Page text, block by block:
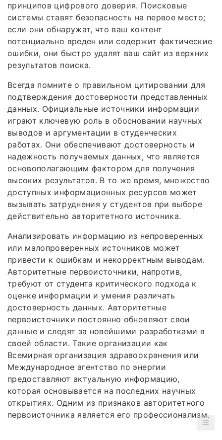
принципов цифрового доверия. Поисковые
системы ставят безопасность на первое место;
если они обнаружат, что ваш контент
потенциально вреден или содержит фактические
ошибки, они быстро удалят ваш сайт из верхних
результатов поиска.
Всегда помните о правильном цитировании для
подтверждения достоверности представленных
данных. Официальные источники информации
играют ключевую роль в обосновании научных
выводов и аргументации в студенческих
работах. Они обеспечивают достоверность и
надежность получаемых данных, что является
основополагающим фактором для получения
высоких результатов. В то же время, множество
доступных информационных ресурсов может
вызывать затруднения у студентов при выборе
действительно авторитетного источника.
Анализировать информацию из непроверенных
или малопроверенных источников может
привести к ошибкам и некорректным выводам.
Авторитетные первоисточники, напротив,
требуют от студента критического подхода к
оценке информации и умения различать
достоверность данных. Авторитетные
первоисточники постоянно обновляют свои
данные и следят за новейшими разработками в
своей области. Такие организации как
Всемирная организация здравоохранения или
Международное агентство по энергии
предоставляют актуальную информацию,
которая основывается на последних научных
открытиях. Одним из признаков авторитетного
первоисточника является его профессионализм.